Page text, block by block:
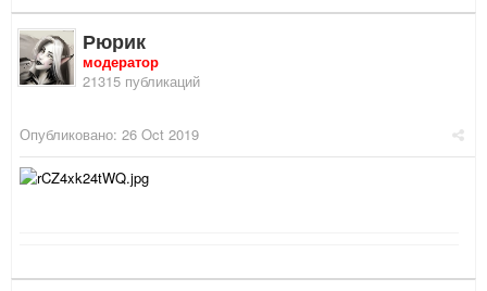
Рюрик
модератор
21315 публикаций
Опубликовано: 26 Oct 2019